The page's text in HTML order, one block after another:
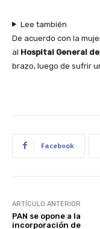
Lee también
De acuerdo con la
al Hospital General
brazo, luego de sufrir
Facebook
ARTÍCULO ANTERIOR
PAN se opone a la
incorporación de